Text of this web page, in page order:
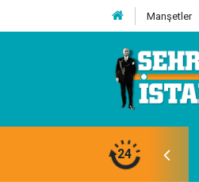
Manşetler
24